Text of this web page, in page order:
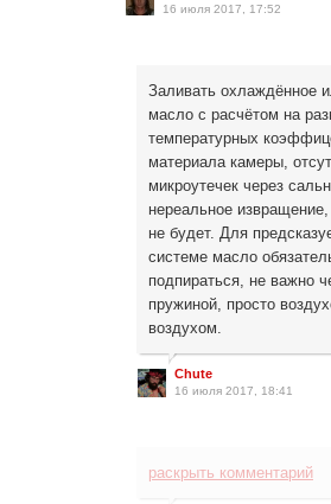
16 июля 2017, 17:52
Заливать охлаждённое
масло с расчётом на
температурных
материала камеры,
микроутечек через
нереальное
не будет. Для
системе масло
подпираться, не важно
пружиной, просто
воздухом.
Chute
16 июля 2017, 18:41
раскрыть комментарий